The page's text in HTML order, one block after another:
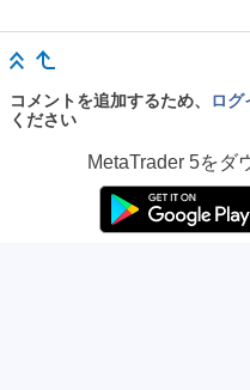
コメントを追加するため、 ログ
ください
MetaTrader 5をダ